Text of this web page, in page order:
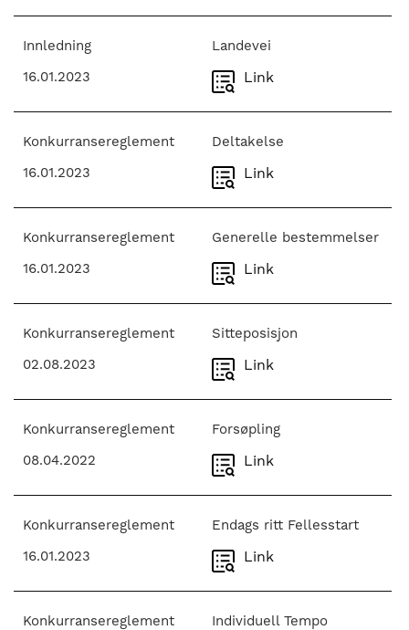
Innledning
Landevei
16.01.2023
Link
Konkurransereglement
Deltakelse
16.01.2023
Link
Konkurransereglement
Generelle bestemmelser
16.01.2023
Link
Konkurransereglement
Sitteposisjon
02.08.2023
Link
Konkurransereglement
Forsøpling
08.04.2022
Link
Konkurransereglement
Endags ritt Fellesstart
16.01.2023
Link
Konkurransereglement
Individuell Tempo